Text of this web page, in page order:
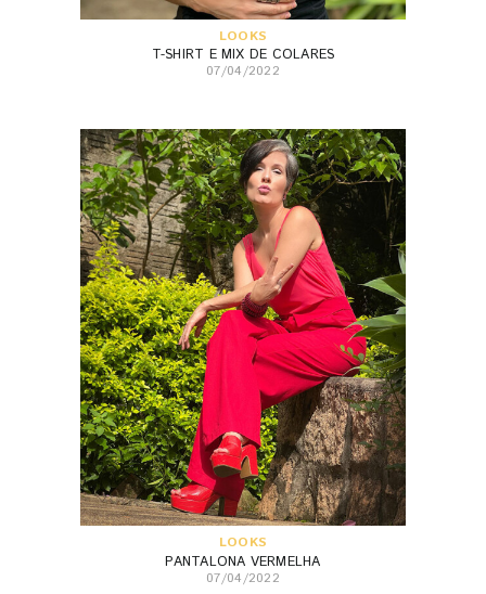
LOOKS
T-SHIRT E MIX DE COLARES
07/04/2022
LOOKS
PANTALONA VERMELHA
07/04/2022